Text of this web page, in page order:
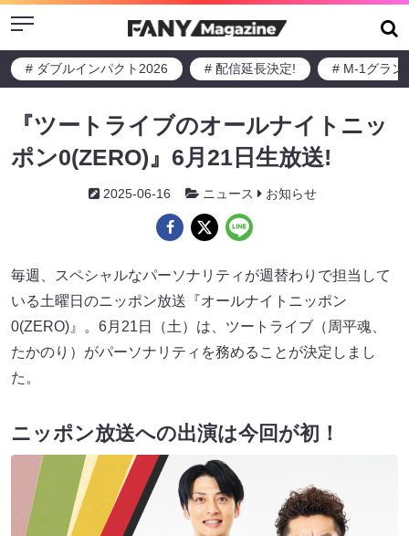
Menu
# ダブルインパクト2026 # 配信延長決定! # M-1グラン
『ツートライブのオールナイトニッ
ポン0(ZERO)』6月21日生放送!
2025-06-16 ニュース お知らせ
毎週、スペシャルなパーソナリティが週替わりで担当して
いる土曜日のニッポン放送『オールナイトニッポン
0(ZERO)』。6月21日（土）は、ツートライブ（周平魂、
たかのり）がパーソナリティを務めることが決定しまし
た。
ニッポン放送への出演は今回が初！